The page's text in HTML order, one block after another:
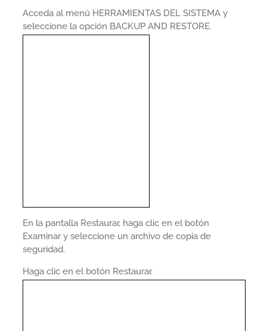
Acceda al menú HERRAMIENTAS DEL SISTEMA y
seleccione la opción BACKUP AND RESTORE.
En la pantalla Restaurar, haga clic en el botón
Examinar y seleccione un archivo de copia de
seguridad.
Haga clic en el botón Restaurar.